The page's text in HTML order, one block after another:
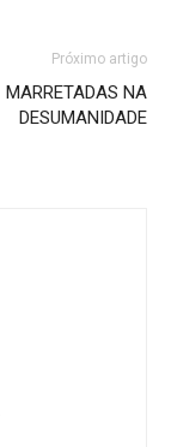
Próximo artigo
MARRETADAS NA
DESUMANIDADE